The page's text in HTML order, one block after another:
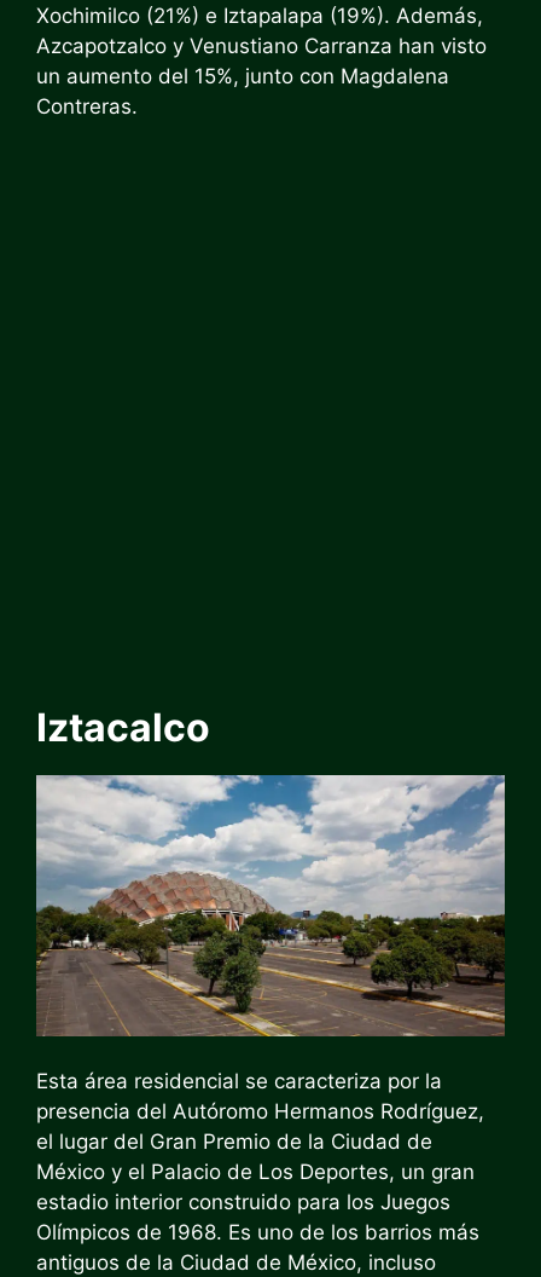
Xochimilco (21%) e Iztapalapa (19%). Además,
Azcapotzalco y Venustiano Carranza han visto
un aumento del 15%, junto con Magdalena
Contreras.
Iztacalco
Esta área residencial se caracteriza por la
presencia del Autóromo Hermanos Rodríguez,
el lugar del Gran Premio de la Ciudad de
México y el Palacio de Los Deportes, un gran
estadio interior construido para los Juegos
Olímpicos de 1968. Es uno de los barrios más
antiguos de la Ciudad de México, incluso